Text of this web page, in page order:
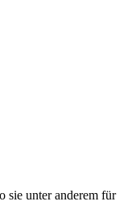
sie unter anderem für